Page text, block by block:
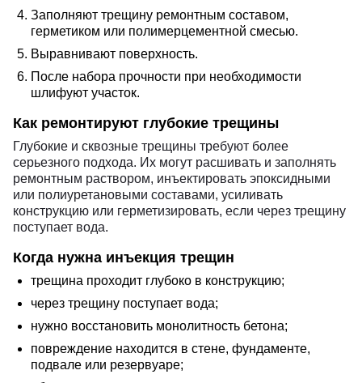
Заполняют трещину ремонтным составом,
герметиком или полимерцементной смесью.
Выравнивают поверхность.
После набора прочности при необходимости
шлифуют участок.
Как ремонтируют глубокие трещины
Глубокие и сквозные трещины требуют более
серьезного подхода. Их могут расшивать и заполнять
ремонтным раствором, инъектировать эпоксидными
или полиуретановыми составами, усиливать
конструкцию или герметизировать, если через трещину
поступает вода.
Когда нужна инъекция трещин
трещина проходит глубоко в конструкцию;
через трещину поступает вода;
нужно восстановить монолитность бетона;
повреждение находится в стене, фундаменте,
подвале или резервуаре;